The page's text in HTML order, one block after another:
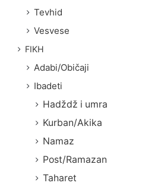
Tevhid
Vesvese
FIKH
Adabi/Običaji
Ibadeti
Hadždž i umra
Kurban/Akika
Namaz
Post/Ramazan
Taharet